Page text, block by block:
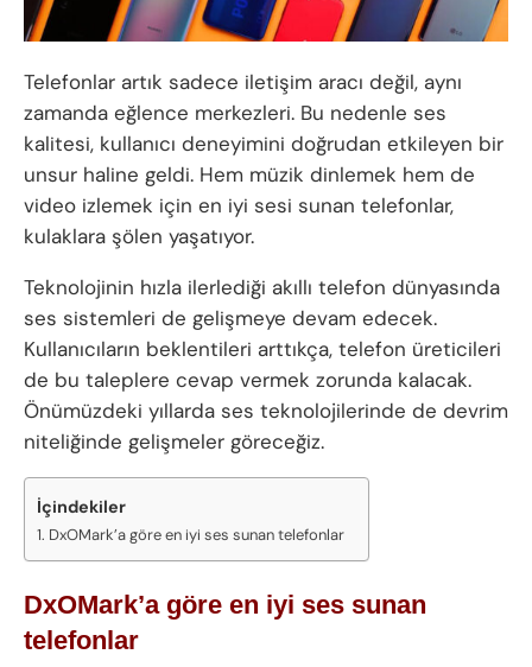
Telefonlar artık sadece iletişim aracı değil, aynı
zamanda eğlence merkezleri. Bu nedenle ses
kalitesi, kullanıcı deneyimini doğrudan etkileyen bir
unsur haline geldi. Hem müzik dinlemek hem de
video izlemek için en iyi sesi sunan telefonlar,
kulaklara şölen yaşatıyor.
Teknolojinin hızla ilerlediği akıllı telefon dünyasında
ses sistemleri de gelişmeye devam edecek.
Kullanıcıların beklentileri arttıkça, telefon üreticileri
de bu taleplere cevap vermek zorunda kalacak.
Önümüzdeki yıllarda ses teknolojilerinde de devrim
niteliğinde gelişmeler göreceğiz.
İçindekiler
DxOMark’a göre en iyi ses sunan telefonlar
DxOMark’a göre en iyi ses sunan
telefonlar